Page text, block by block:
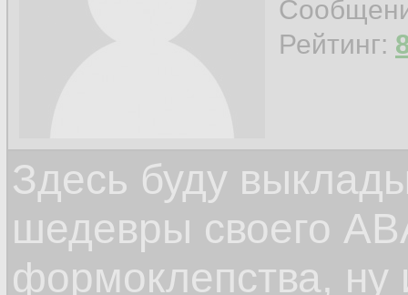
Рейтинг:
Здесь буду
шедевры своего
формоклепства,